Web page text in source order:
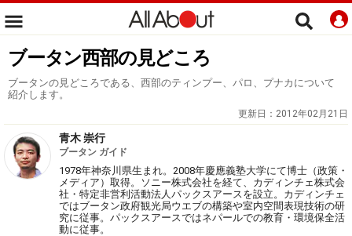
ブータン西部の見どころ
ブータンの見どころである、西部のティンプー、パロ、プナカについて
紹介します。
更新日： 2012年02月21日
青木 崇行
ブータン ガイド
1978年神奈川県生まれ。2008年慶應義塾大学にて博士（政策・
メディア）取得。ソニー株式会社を経て、カディンチェ株式会
社・特定非営利活動法人パックスアースを設立。カディンチェ
ではブータン政府観光局ウエブの構築や室内空間表現技術の研
究に従事。パックスアースではネパールでの教育・環境保全活
動に従事。